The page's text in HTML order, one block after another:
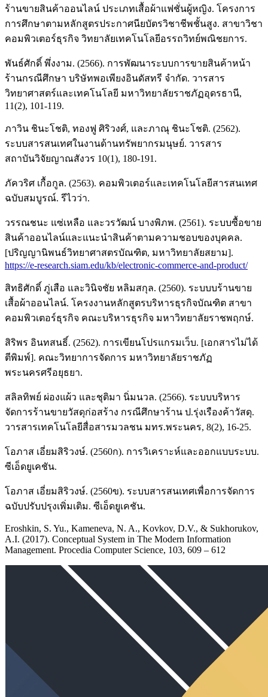
ร้านขายสินค้าออนไลน์ ประเภทเสื้อผ้าแฟชั่นผู้หญิง. โครงการ
การศึกษาตามหลักสูตรประกาศนียบัตรวิชาชีพชั้นสูง. สาขาวิชา
คอมพิวเตอร์ธุรกิจ วิทยาลัยเทคโนโลยีอรรถวิทย์พณิชยการ.
พันธ์ศักดิ์ พึ่งงาม. (2566). การพัฒนาระบบการขายสินค้าหน้า
ร้านกรณีศึกษา บริษัทพอเพียงอินดัสทรี จำกัด. วารสาร
วิทยาศาสตร์และเทคโนโลยี มหาวิทยาลัยราชภัฏอุดรธานี,
11(2), 101-119.
ภาวิน ชินะโชติ, ทองฟู ศิริวงศ์, และภาณุ ชินะโชติ. (2562).
ระบบสารสนเทศในงานด้านทรัพยากรมนุษย์. วารสาร
สถาบันวิจัยญาณสังวร 10(1), 180-191.
ภัควริศ เกื้อกูล. (2563). คอมพิวเตอร์และเทคโนโลยีสารสนเทศ
ฉบับสมบูรณ์. รีไวว่า.
วรรณชนะ แซ่เหลือ และวรวัฒน์ บางพิภพ. (2561). ระบบซื้อขาย
สินค้าออนไลน์และแนะนำสินค้าตามความชอบของบุคคล.
[ปริญญานิพนธ์วิทยาศาสตรบัณฑิต, มหาวิทยาลัยสยาม].
https://e-research.siam.edu/kb/electronic-commerce-and-product/
สิทธิศักดิ์ ภู่เสือ และวินิจชัย หลิมสกุล. (2560). ระบบบร้านขาย
เสื้อผ้าออนไลน์. โครงงานหลักสูตรบริหารธุรกิจบัณฑิต สาขา
คอมพิวเตอร์ธุรกิจ คณะบริหารธุรกิจ มหาวิทยาลัยราชพฤกษ์.
สิริพร อินทสนธิ์. (2562). การเขียนโปรแกรมเว็บ. [เอกสารไม่ได้
ตีพิมพ์]. คณะวิทยาการจัดการ มหาวิทยาลัยราชภัฏ
พระนครศรีอยุธยา.
สลิลทิพย์ ผ่องแผ้ว และชุติมา นิ่มนวล. (2566). ระบบบริหาร
จัดการร้านขายวัสดุก่อสร้าง กรณีศึกษาร้าน ป.รุ่งเรืองค้าวัสดุ.
วารสารเทคโนโลยีสื่อสารมวลชน มทร.พระนคร, 8(2), 16-25.
โอภาส เอี่ยมสิริวงษ์. (2560ก). การวิเคราะห์และออกแบบระบบ.
ซีเอ็ดยูเคชัน.
โอภาส เอี่ยมสิริวงษ์. (2560ข). ระบบสารสนเทศเพื่อการจัดการ
ฉบับปรับปรุงเพิ่มเติม. ซีเอ็ดยูเคชัน.
Eroshkin, S. Yu., Kameneva, N. A., Kovkov, D.V., & Sukhorukov,
A.I. (2017). Conceptual System in The Modern Information
Management. Procedia Computer Science, 103, 609 – 612